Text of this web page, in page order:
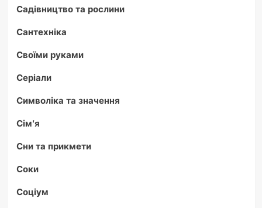
Садівництво та рослини
Сантехніка
Своїми руками
Серіали
Символіка та значення
Сім'я
Сни та прикмети
Соки
Соціум